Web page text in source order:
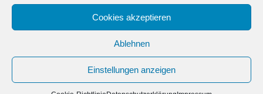
Cookies akzeptieren
Ablehnen
Einstellungen anzeigen
© 2019 Bauland Magazin Braunschweig, Peine & Wolfsburg. All rights
reserved.